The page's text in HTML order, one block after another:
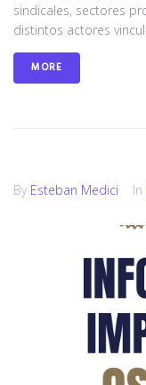
sindicales, sectores
distintos actores
MORE
By Esteban Medici In